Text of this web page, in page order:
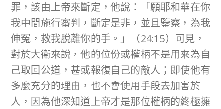
罪，該由上帝來斷定，他說：「願耶和華在你
我中間施行審判，斷定是非，並且鑒察，為我
伸冤，救我脫離你的手。」（24:15）可見，
對於大衛來說，他的位份或權柄不是用來為自
己取回公道，甚或報復自己的敵人；即使他有
多麼充分的理由，也不會使用手段去加害於
人，因為他深知道上帝才是那位權柄的終極擁